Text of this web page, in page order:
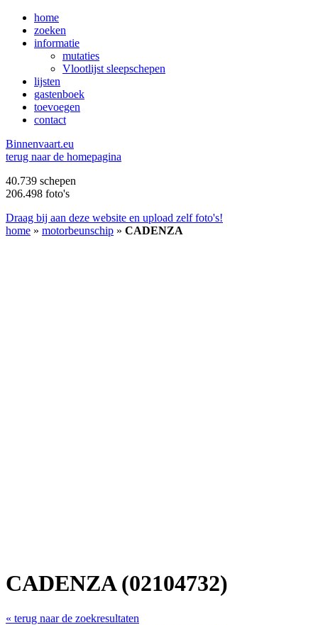
home
zoeken
informatie
mutaties
Vlootlijst sleepschepen
lijsten
gastenboek
toevoegen
contact
Binnenvaart.eu
terug naar de homepagina
40.739 schepen
206.498 foto's
Draag bij aan deze website en upload zelf foto's!
home » motorbeunschip » CADENZA
CADENZA (02104732)
« terug naar de zoekresultaten